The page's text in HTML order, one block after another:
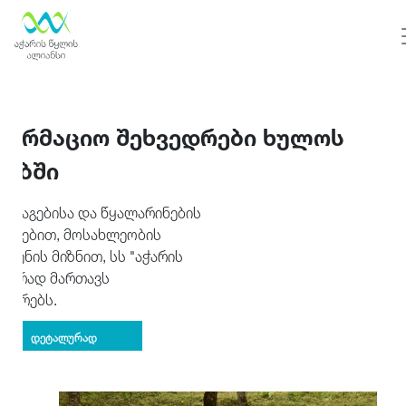
შეხვედრები ხულოს
და წყალარინების
მოსახლეობის
მიზნით, სს "აჭარის
მართავს
დეტალურად